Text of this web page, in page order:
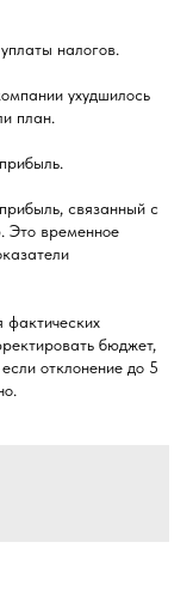
налогов.
ухудшилось
план.
связанный с
Это временное
фактических
бюджет,
отклонение до 5